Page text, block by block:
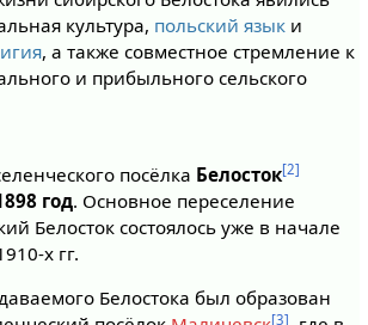
культура, польский языки
, а также совместное стремление к
и прибыльного сельского
посёлка Белосток[2]
год. Основное переселение
Белосток состоялось уже в начале
х гг.
Белостока был образован
[3]